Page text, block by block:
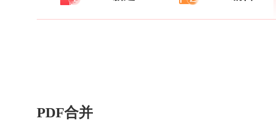
PDF拆分